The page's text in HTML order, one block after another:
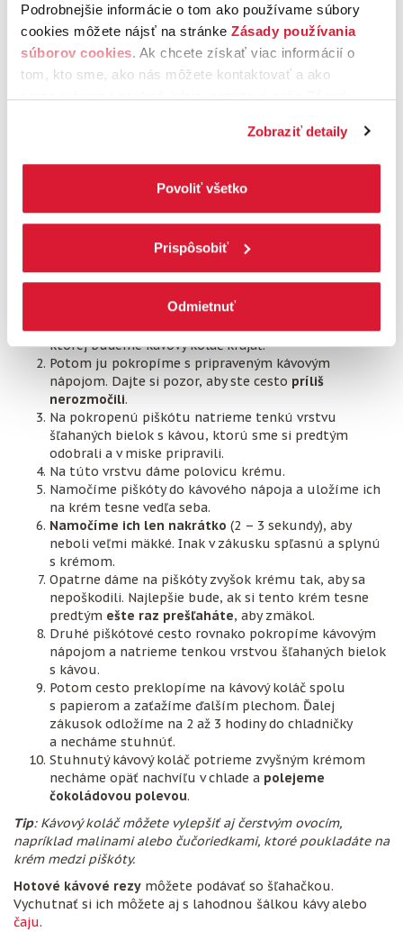
Podrobnejšie informácie o tom ako používame súbory
cookies môžete nájsť na stránke Zásady používania
súborov cookies. Ak chcete získať viac informácií o
tom, kto sme, ako nás môžete kontaktovať a ako
spracovávame osobné údaje, pozrite si našeZásady
„Povoliť všetko“ vyjadríte svoj súhlas s používaním
všetkých súborov cookies. Ak chcete niektoré
zamietnuť, upravte preferencie kliknutím na tlačítko
Zobraziť detaily
Povoliť všetko
Prispôsobiť
Odmietnuť
Postup vrstvenia kávového koláča
Kakaovú piškótu položíme na plech alebo tácku, na
ktorej budeme kávový koláč krájať.
Potom ju pokropíme s pripraveným kávovým
nápojom. Dajte si pozor, aby ste cesto príliš
nerozmočili.
Na pokropenú piškótu natrieme tenkú vrstvu
šľahaných bielok s kávou, ktorú sme si predtým
odobrali a v miske pripravili.
Na túto vrstvu dáme polovicu krému.
Namočíme piškóty do kávového nápoja a uložíme ich
na krém tesne vedľa seba.
Namočíme ich len nakrátko (2 – 3 sekundy), aby
neboli veľmi mäkké. Inak v zákusku spľasnú a splynú
s krémom.
Opatrne dáme na piškóty zvyšok krému tak, aby sa
nepoškodili. Najlepšie bude, ak si tento krém tesne
predtým ešte raz prešľaháte, aby zmäkol.
Druhé piškótové cesto rovnako pokropíme kávovým
nápojom a natrieme tenkou vrstvou šľahaných bielok
s kávou.
Potom cesto preklopíme na kávový koláč spolu
s papierom a zaťažíme ďalším plechom. Ďalej
zákusok odložíme na 2 až 3 hodiny do chladničky
a necháme stuhnúť.
Stuhnutý kávový koláč potrieme zvyšným krémom
necháme opäť nachvíľu v chlade a polejeme
čokoládovou polevou.
Tip: Kávový koláč môžete vylepšiť aj čerstvým ovocím,
napríklad malinami alebo čučoriedkami, ktoré poukladáte na
krém medzi piškóty.
Hotové kávové rezy môžete podávať so šľahačkou.
Vychutnať si ich môžete aj s lahodnou šálkou kávy alebo
čaju.